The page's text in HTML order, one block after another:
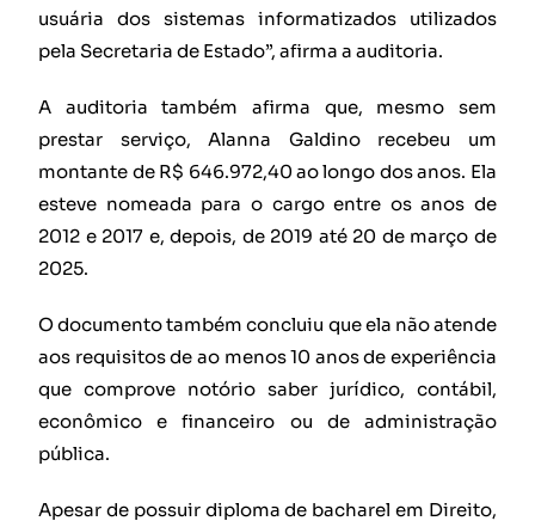
usuária dos sistemas informatizados utilizados
pela Secretaria de Estado”, afirma a auditoria.
A auditoria também afirma que, mesmo sem
prestar serviço, Alanna Galdino recebeu um
montante de R$ 646.972,40 ao longo dos anos. Ela
esteve nomeada para o cargo entre os anos de
2012 e 2017 e, depois, de 2019 até 20 de março de
2025.
O documento também concluiu que ela não atende
aos requisitos de ao menos 10 anos de experiência
que comprove notório saber jurídico, contábil,
econômico e financeiro ou de administração
pública.
Apesar de possuir diploma de bacharel em Direito,